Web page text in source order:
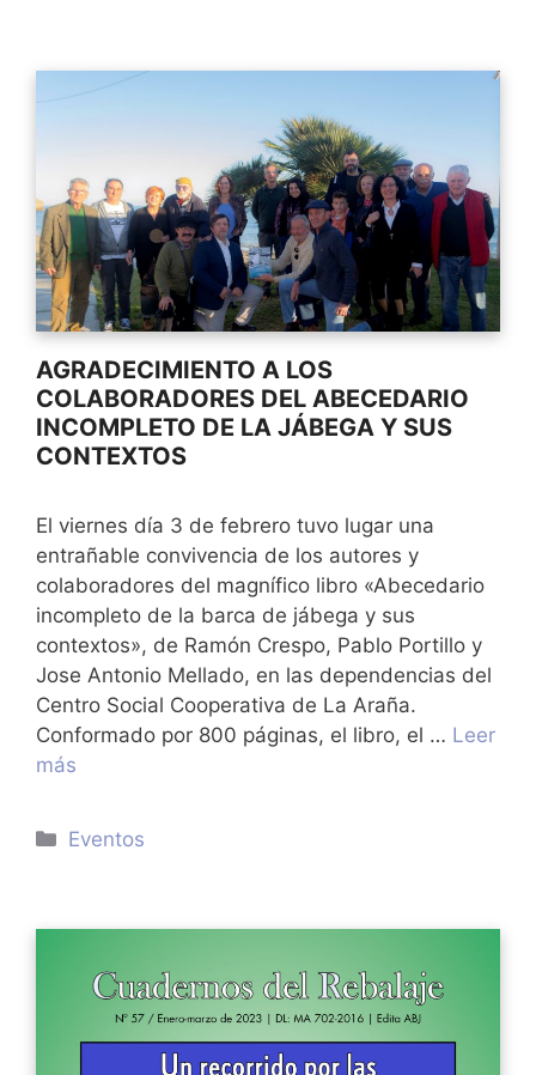
AGRADECIMIENTO A LOS
COLABORADORES DEL ABECEDARIO
INCOMPLETO DE LA JÁBEGA Y SUS
CONTEXTOS
El viernes día 3 de febrero tuvo lugar una
entrañable convivencia de los autores y
colaboradores del magnífico libro «Abecedario
incompleto de la barca de jábega y sus
contextos», de Ramón Crespo, Pablo Portillo y
Jose Antonio Mellado, en las dependencias del
Centro Social Cooperativa de La Araña.
Conformado por 800 páginas, el libro, el … Leer
más
Categorías
Eventos